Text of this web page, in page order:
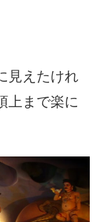
見えたけれ
上まで楽に